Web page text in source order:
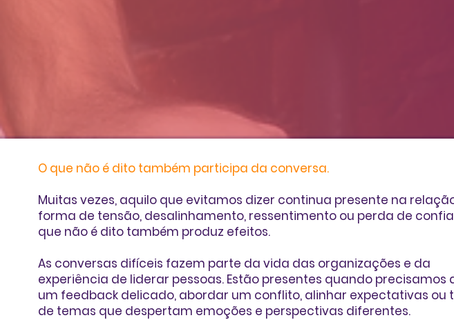
O que não é dito também participa da conversa.
Muitas vezes, aquilo que evitamos dizer continua presente na
forma de tensão, desalinhamento, ressentimento ou perda de
que não é dito também produz efeitos.
As conversas difíceis fazem parte da vida das organizações e da
experiência de liderar pessoas. Estão presentes quando precisamos
um feedback delicado, abordar um conflito, alinhar expectativas ou
de temas que despertam emoções e perspectivas diferentes.